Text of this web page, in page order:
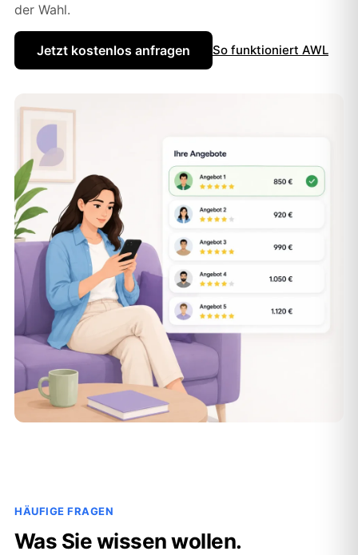
der Wahl.
Jetzt kostenlos anfragen So funktioniert AWL
HÄUFIGE FRAGEN
Was Sie wissen wollen.